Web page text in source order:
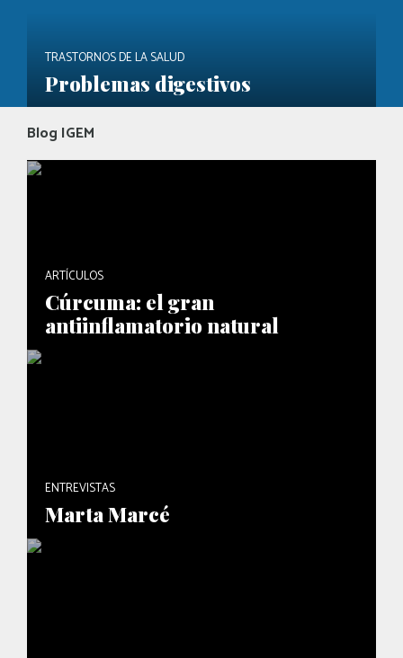
TRASTORNOS DE LA SALUD
Problemas digestivos
Blog IGEM
ARTÍCULOS
Cúrcuma: el gran
antiinflamatorio natural
ENTREVISTAS
Marta Marcé